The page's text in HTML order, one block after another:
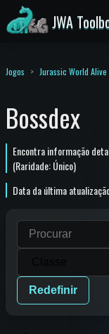
JWA
Jogos Jurassic World Alive
Bossdex
Encontra informação
(Raridade: Único)
Data da última
Redefinir